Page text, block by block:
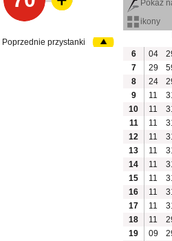
Pokaż
ikony
6
04
7
29
8
24
9
11
10
11
11
11
12
11
13
11
14
11
15
11
16
11
17
11
18
11
19
09
Poprzednie przystanki